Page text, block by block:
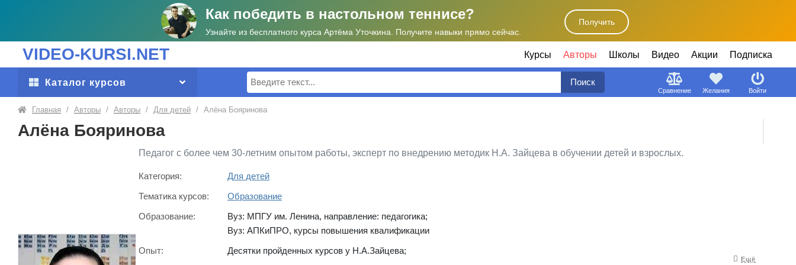
Как победить в настольном теннисе?
Узнайте из бесплатного курса Артёма Уточкина. Получите навыки прямо сейчас.
Получить
VIDEO-KURSI.NET Курсы Авторы Школы Видео Акции Подписка
Каталог курсов Поиск Поиск
Сравнение Желания Войти
Главная / Авторы / Авторы / Для детей / Алёна Бояринова
Алёна Бояринова
Педагог с более чем 30-летним опытом работы, эксперт по внедрению методик Н.А. Зайцева в обучении детей и взрослых.
Категория:
Для детей
Тематика курсов:
Образование
Образование:
Вуз: МПГУ им. Ленина, направление: педагогика;
Вуз: АПКиПРО, курсы повышения квалификации
Опыт:
Десятки пройденных курсов у Н.А.Зайцева;
Ещё